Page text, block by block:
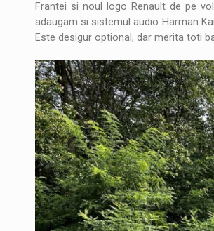
Frantei si noul logo Renault de pe
adaugam si sistemul audio Harman
Este desigur optional, dar merita toti